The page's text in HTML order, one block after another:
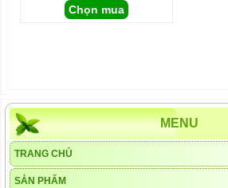
Chọn mua
MENU
TRANG CHỦ
SẢN PHẨM